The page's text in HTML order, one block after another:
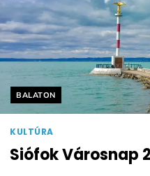
Helyszín címkék:
BALATON
KULTÚRA
Siófok Városnap